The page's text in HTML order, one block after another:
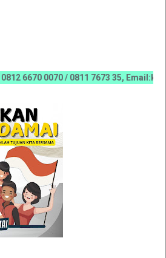
6670 0070 / 0811 7673 35,